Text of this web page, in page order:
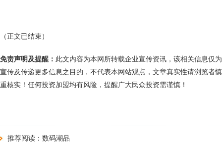
（正文已结束）
免责声明及提醒： 此文内容为本网所转载企业宣传资讯，该相关信息仅为
宣传及传递更多信息之目的，不代表本网站观点，文章真实性请浏览者慎
重核实！任何投资加盟均有风险，提醒广大民众投资需谨慎！
推荐阅读： 数码潮品